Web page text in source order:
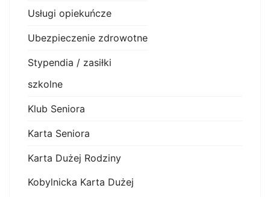
Usługi opiekuńcze
Ubezpieczenie zdrowotne
Stypendia / zasiłki
szkolne
Klub Seniora
Karta Seniora
Karta Dużej Rodziny
Kobylnicka Karta Dużej